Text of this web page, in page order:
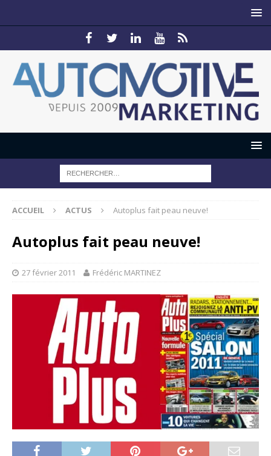
ACCUEIL ACTUS Autoplus fait peau neuve!
Autoplus fait peau neuve!
27 février 2011 Frédéric MARTINEZ